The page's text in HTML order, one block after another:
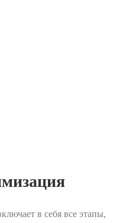
в себя все этапы,